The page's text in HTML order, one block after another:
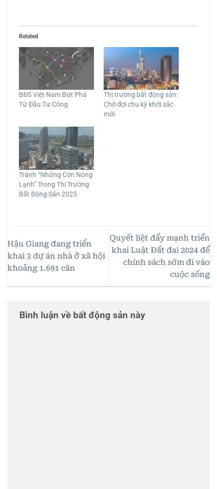
Related
BĐS Việt Nam Bứt Phá
Từ Đầu Tư Công
Thị trường bất động sản:
Chờ đợi chu kỳ khởi sắc
mới
Tránh “Những Cơn Nóng
Lạnh” Trong Thị Trường
Bất Động Sản 2025
Hậu Giang đang triển
khai 3 dự án nhà ở xã hội
khoảng 1.691 căn
Quyết liệt đẩy mạnh triển
khai Luật Đất đai 2024 để
chính sách sớm đi vào
cuộc sống
Bình luận về bất động sản này